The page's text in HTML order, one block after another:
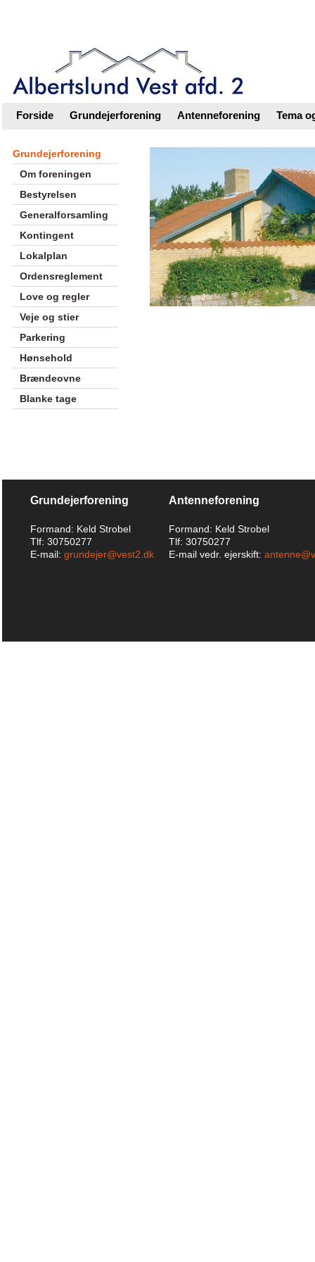
Forside Grundejerforening Antenneforening Tema
Grundejerforening
Om foreningen
Bestyrelsen
Generalforsamling
Kontingent
Lokalplan
Ordensreglement
Love og regler
Veje og stier
Parkering
Hønsehold
Brændeovne
Blanke tage
Grundejerforening
Formand: Keld Strobel
Tlf: 30750277
E-mail: grundejer@vest2.dk
Antenneforening
Formand: Keld Strobel
Tlf: 30750277
E-mail vedr. ejerskift: